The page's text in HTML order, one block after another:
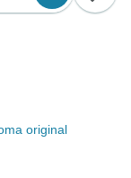
original